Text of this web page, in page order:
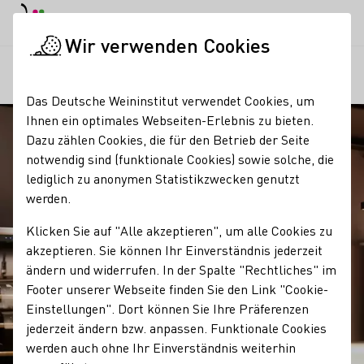
Wir verwenden Cookies
Das Deutsche Weininstitut verwendet Cookies, um
Ihnen ein optimales Webseiten-Erlebnis zu bieten.
Dazu zählen Cookies, die für den Betrieb der Seite
notwendig sind (funktionale Cookies) sowie solche, die
lediglich zu anonymen Statistikzwecken genutzt
werden.
Klicken Sie auf "Alle akzeptieren", um alle Cookies zu
akzeptieren. Sie können Ihr Einverständnis jederzeit
ändern und widerrufen. In der Spalte "Rechtliches" im
Footer unserer Webseite finden Sie den Link "Cookie-
Einstellungen". Dort können Sie Ihre Präferenzen
jederzeit ändern bzw. anpassen. Funktionale Cookies
werden auch ohne Ihr Einverständnis weiterhin